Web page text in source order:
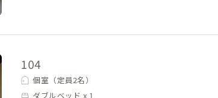
104
個室（定員2名）
ダブルベッド x 1